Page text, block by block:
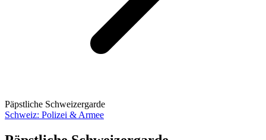
Päpstliche Schweizergarde
Schweiz: Polizei & Armee